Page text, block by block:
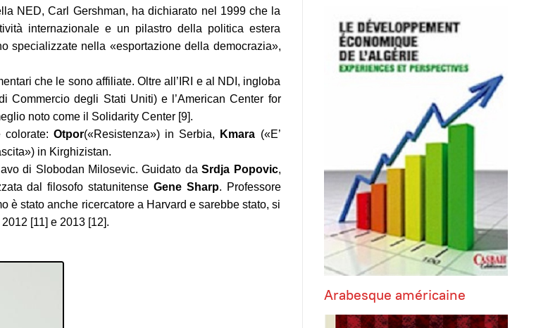
NED, Carl Gershman, ha dichiarato nel 1999 che la
internazionale e un pilastro della politica estera
specializzate nella «esportazione della democrazia»,
che le sono affiliate. Oltre all’IRI e al NDI, ingloba
degli Stati Uniti) e l’American Center for
noto come il Solidarity Center [9].
colorate:Otpor(«Resistenza») in Serbia, Kmara («E’
in Kirghizistan.
di Slobodan Milosevic. Guidato daSrdja Popovic,
dal filosofo statunitense Gene Sharp. Professore
è stato anche ricercatore a Harvard e sarebbe stato, si
[11] e 2013 [12].
Arabesque américaine